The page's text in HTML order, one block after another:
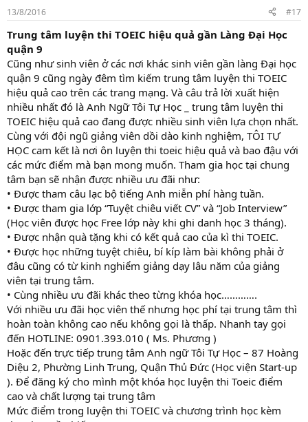
13/8/2016 #17
Trung tâm luyện thi TOEIC hiệu quả gần Làng Đại Học
quận 9
Cũng như sinh viên ở các nơi khác sinh viên gần làng Đại học
quận 9 cũng ngày đêm tìm kiếm trung tâm luyện thi TOEIC
hiệu quả cao trên các trang mạng. Và câu trả lời xuất hiện
nhiều nhất đó là Anh Ngữ Tôi Tự Học _ trung tâm luyện thi
TOEIC hiệu quả cao đang được nhiều sinh viên lựa chọn nhất.
Cùng với đội ngũ giảng viên dồi dào kinh nghiệm, TÔI TỰ
HỌC cam kết là nơi ôn luyện thi toeic hiệu quả và bao đậu với
các mức điểm mà bạn mong muốn. Tham gia học tại chung
tâm bạn sẽ nhận được nhiều ưu đãi như:
• Được tham câu lạc bộ tiếng Anh miễn phí hàng tuần.
• Được tham gia lớp “Tuyệt chiêu viết CV” và “Job Interview”
(Học viên được học Free lớp này khi ghi danh học 3 tháng).
• Được nhận quà tặng khi có kết quả cao của kì thi TOEIC.
• Được học những tuyệt chiêu, bí kíp làm bài không phải ở
đâu cũng có từ kinh nghiểm giảng dạy lâu năm của giảng
viên tại trung tâm.
• Cùng nhiều ưu đãi khác theo từng khóa học………….
Với nhiều ưu đãi học viên thế nhưng học phí tại trung tâm thì
hoàn toàn không cao nếu không gọi là thấp. Nhanh tay gọi
đến HOTLINE: 0901.393.010 ( Ms. Phương )
Hoặc đến trực tiếp trung tâm Anh ngữ Tôi Tự Học – 87 Hoàng
Diệu 2, Phường Linh Trung, Quận Thủ Đức (Học viện Start-up
). Để đăng ký cho mình một khóa học luyện thi Toeic điểm
cao và chất lượng tại trung tâm
Mức điểm trong luyện thi TOEIC và chương trình học kèm